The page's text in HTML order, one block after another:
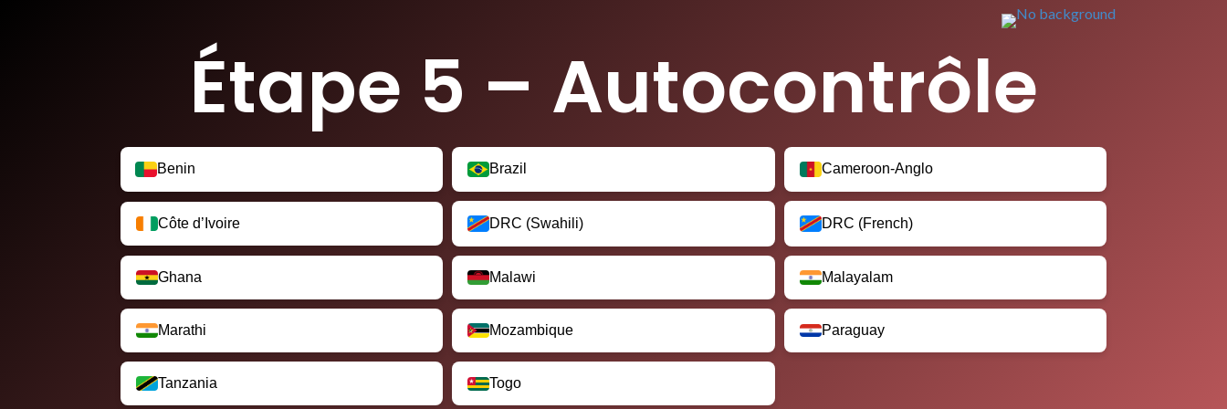
Étape 5 – Autocontrôle
Benin Brazil Cameroon-Anglo
Côte d’Ivoire DRC (Swahili) DRC (French)
Ghana Malawi Malayalam
Marathi Mozambique Paraguay
Tanzania Togo